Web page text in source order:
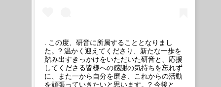
. この度、研音に所属することとなりまし
た。? 温かく迎えてくださり、新たな一歩を
踏み出すきっかけをいただいた研音と、応援
してくださる皆様への感謝の気持ちを忘れず
に、また一から自分を磨き、これからの活動
を頑張っていきたいと思います。? 今後と